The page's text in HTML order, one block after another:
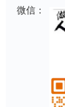
微信：